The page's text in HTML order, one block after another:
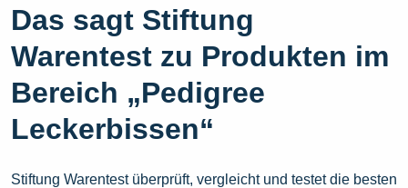
Das sagt Stiftung
Warentest zu Produkten im
Bereich „Pedigree
Leckerbissen“
Stiftung Warentest überprüft, vergleicht und testet die besten